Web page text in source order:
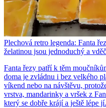
Plechová retro legenda: Fanta
želatinou jsou jednoduchý a
Fanta řezy patří k těm
doma je zvládnu i bez velkého
víkend nebo na návštěvu,
vrstva, mandarinky a vršek z
který se dobře krájí a ještě lépe jí.